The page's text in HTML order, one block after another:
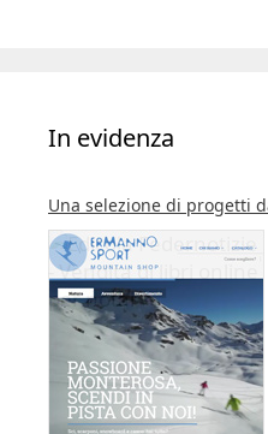
In evidenza
Una selezione di progetti